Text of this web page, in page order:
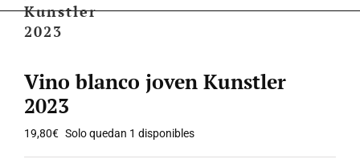
Kunstler
2023
Vino blanco joven Kunstler
2023
19,80€ Solo quedan 1 disponibles